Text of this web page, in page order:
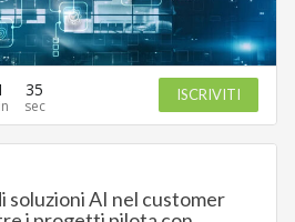
34 ISCRIVITI
soluzioni AI nel customer